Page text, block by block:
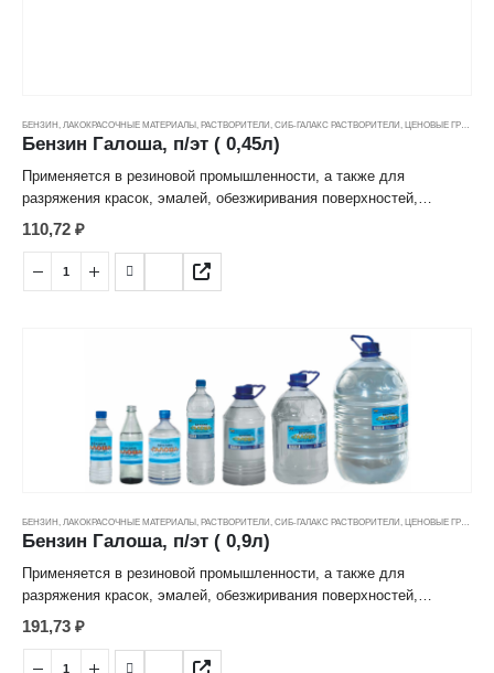
БЕНЗИН ЛАКОКРАСОЧНЫЕ МАТЕРИАЛЫ РАСТВОРИТЕЛИ СИБ-ГАЛАКС РАСТВОРИТЕЛИ ЦЕНОВЫЕ ГРУППЫ
Бензин Галоша, п/эт ( 0,45л)
Применяется в резиновой промышленности, а также для
разряжения красок, эмалей, обезжиривания поверхностей,
предназначенных для склеивания. Также находит применение в
органической химии, в процессе экстракции. Возможно
использования данного вида бензина в качестве топлива для
каталитических грелок, рекомендуется в качестве топлива для
110,72 ₽
БЕНЗИН ЛАКОКРАСОЧНЫЕ МАТЕРИАЛЫ РАСТВОРИТЕЛИ СИБ-ГАЛАКС РАСТВОРИТЕЛИ ЦЕНОВЫЕ ГРУППЫ
Бензин Галоша, п/эт ( 0,9л)
Применяется в резиновой промышленности, а также для
разряжения красок, эмалей, обезжиривания поверхностей,
предназначенных для склеивания. Также находит применение в
органической химии, в процессе экстракции. Возможно
использования данного вида бензина в качестве топлива для
191,73 ₽